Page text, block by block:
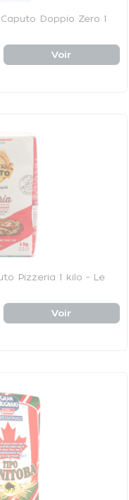
Doppio Zero 1
Voir
Pizzeria 1 kilo - Le
Voir